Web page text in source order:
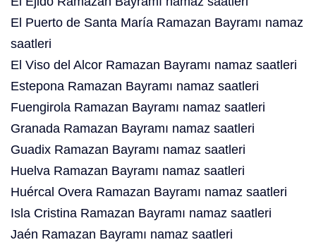
El Puerto de Santa María Ramazan Bayramı namaz
saatleri
El Viso del Alcor Ramazan Bayramı namaz saatleri
Estepona Ramazan Bayramı namaz saatleri
Fuengirola Ramazan Bayramı namaz saatleri
Granada Ramazan Bayramı namaz saatleri
Guadix Ramazan Bayramı namaz saatleri
Huelva Ramazan Bayramı namaz saatleri
Huércal Overa Ramazan Bayramı namaz saatleri
Isla Cristina Ramazan Bayramı namaz saatleri
Jaén Ramazan Bayramı namaz saatleri